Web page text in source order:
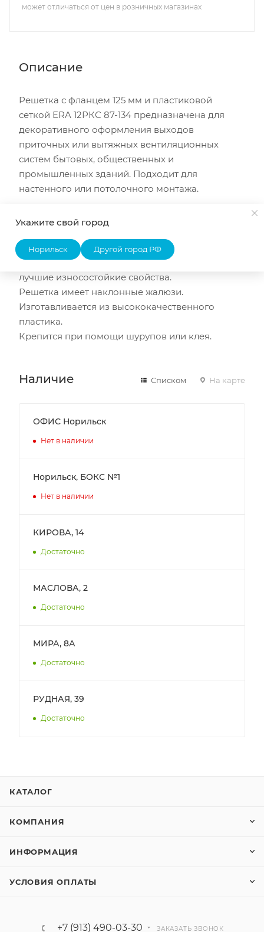
может отличаться от цен в розничных магазинах
Описание
Решетка с фланцем 125 мм и пластиковой
сеткой ERA 12РКС 87-134 предназначена для
декоративного оформления выходов
приточных или вытяжных вентиляционных
систем бытовых, общественных и
промышленных зданий. Подходит для
настенного или потолочного монтажа.
Оборудована монтажным фланцем для
воздуховодами.
Оригинальная противомоскитная сетка имеет
лучшие износостойкие свойства.
Решетка имеет наклонные жалюзи.
Изготавливается из высококачественного
пластика.
Крепится при помощи шурупов или клея.
Наличие Списком На карте
ОФИС Норильск
Нет в наличии
Норильск, БОКС №1
Нет в наличии
КИРОВА, 14
Достаточно
МАСЛОВА, 2
Достаточно
МИРА, 8А
Достаточно
РУДНАЯ, 39
Достаточно
КАТАЛОГ
КОМПАНИЯ
ИНФОРМАЦИЯ
УСЛОВИЯ ОПЛАТЫ
+7 (913) 490-03-30 ЗАКАЗАТЬ ЗВОНОК
Укажите свой город
Норильск Другой город РФ